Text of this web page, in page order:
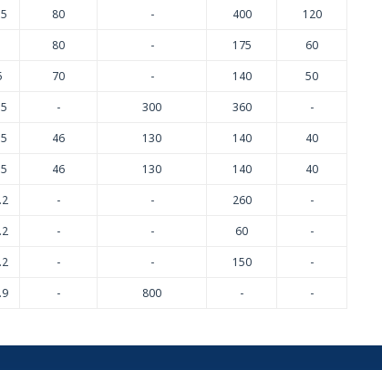
80 - 400
120
80 - 175
60
70 - 140
50
- 300 360
-
46 130 140
40
46 130 140
40
- - 260
-
- - 60
-
- - 150
-
- 800 - -